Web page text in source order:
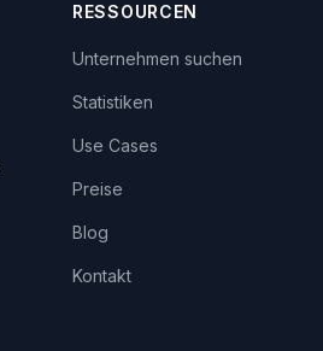
RESSOURCEN
Unternehmen suchen
Statistiken
Use Cases
Preise
Blog
Kontakt